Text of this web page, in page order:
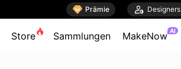
 Prämie  Designers
Store Sammlungen MakeNow AI